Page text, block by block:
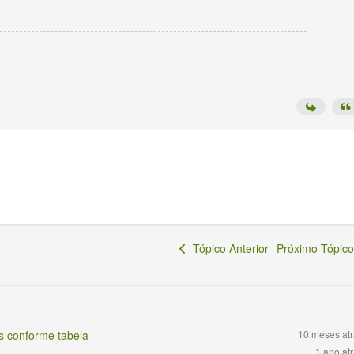
Tópico Anterior Próximo
conforme tabela
10 meses
1 ano